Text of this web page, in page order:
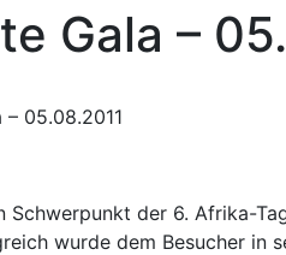
Gala –
– 05.08.2011
Schwerpunkt der 6. Afrika-
wurde dem Besucher in